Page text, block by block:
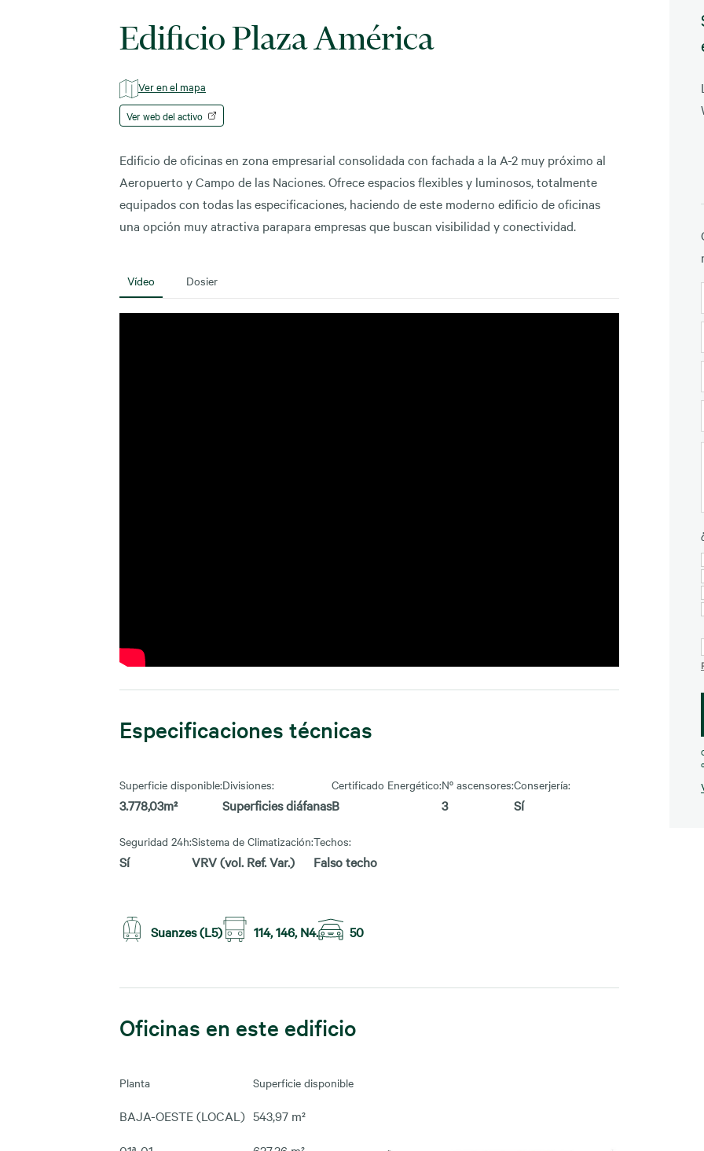
Edificio Plaza América
Ver en el mapa
Ver web del activo
Edificio de oficinas en zona empresarial consolidada con fachada a la A-2 muy próximo al
Aeropuerto y Campo de las Naciones. Ofrece espacios flexibles y luminosos, totalmente
equipados con todas las especificaciones, haciendo de este moderno edificio de oficinas
una opción muy atractiva parapara empresas que buscan visibilidad y conectividad.
Vídeo Dosier
Especificaciones técnicas
Superficie disponible:
3.778,03m²
Divisiones:
Superficies diáfanas
Certificado Energético:
B
Nº ascensores:
3
Conserjería:
Sí
Seguridad 24h:
Sí
Sistema de Climatización:
VRV (vol. Ref. Var.)
Techos:
Falso techo
Suanzes (L5) 114, 146, N4. 50
Oficinas en este edificio
Planta Superficie disponible
BAJA-OESTE (LOCAL) 543,97 m²